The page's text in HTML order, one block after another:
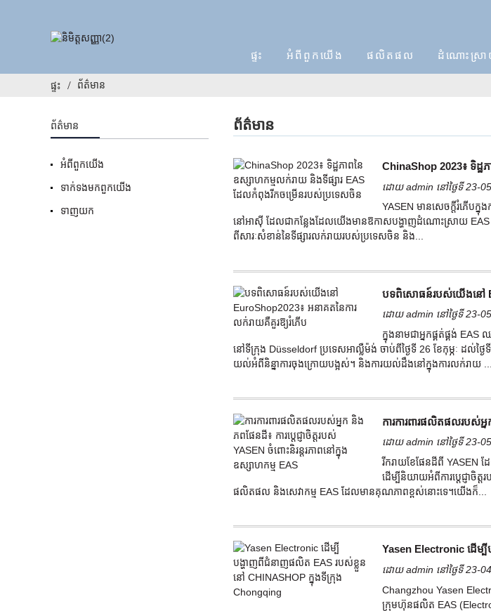
ផ្ទះ អំពី​ពួក​យើង ផលិតផល ដំណោះស្រ
ផ្ទះ ព័ត៌មាន
ព័ត៌មាន
អំពី​ពួក​យើង
ទាក់ទង​មក​ពួក​យើង
ទាញយក
ព័ត៌មាន
ChinaShop 2023៖ ទិដ្ឋ
ដោយ admin នៅថ្ងៃទី 23-
YASEN មានសេចក្តីរំភើប
នៅអាស៊ី ដែលជាកន្លែងដែលយើងមានឱកាសបង្ហាញដំណោះស្រាយ EAS
ពីសារៈសំខាន់នៃទីផ្សារលក់រាយរបស់ប្រទេសចិន និង...
បទពិសោធន៍របស់យើងនៅ
ដោយ admin នៅថ្ងៃទី 23-
ក្នុងនាមជាអ្នកផ្គត់ផ្គង់
នៅទីក្រុង Düsseldorf ប្រទេសអាល្លឺម៉ង់ ចាប់ពីថ្ងៃទី 26 ខែកុម្ភៈ ដល់
យល់អំពីនិន្នាការចុងក្រោយបង្អស់។ និង​ការ​យល់​ដឹង​នៅ​ក្នុង​ការ​លក់​រាយ ...
ការការពារផលិតផលរបស់អ្ន
ដោយ admin នៅថ្ងៃទី 23-
រីករាយខែផែនដីពី YASEN
ដើម្បីនិយាយអំពីការប្តេជ្ញាចិ
ផលិតផល និងសេវាកម្ម EAS ដែលមានគុណភាពខ្ពស់នោះទេ។យើងក៏...
Yasen Electronic ដើម្
ដោយ admin នៅថ្ងៃទី 23-
Changzhou Yasen
ក្រុមហ៊ុនផលិត EAS